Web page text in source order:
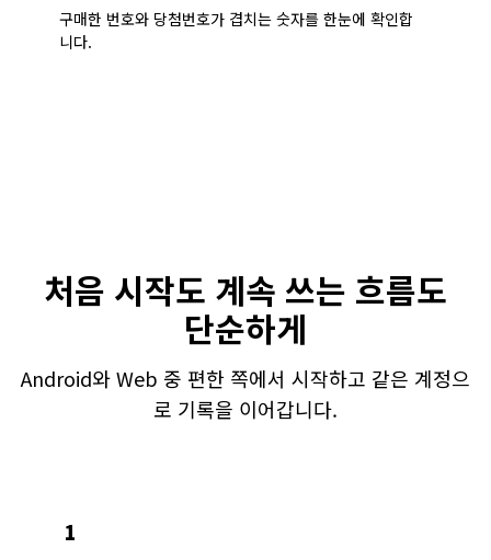
구매한 번호와 당첨번호가 겹치는 숫자를 한눈에 확인합
니다.
처음 시작도 계속 쓰는 흐름도
단순하게
Android와 Web 중 편한 쪽에서 시작하고 같은 계정으
로 기록을 이어갑니다.
1